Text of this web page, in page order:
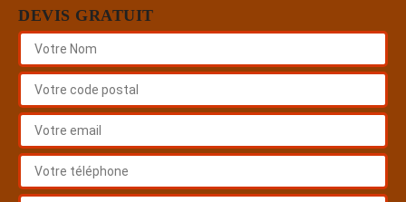
DEVIS GRATUIT